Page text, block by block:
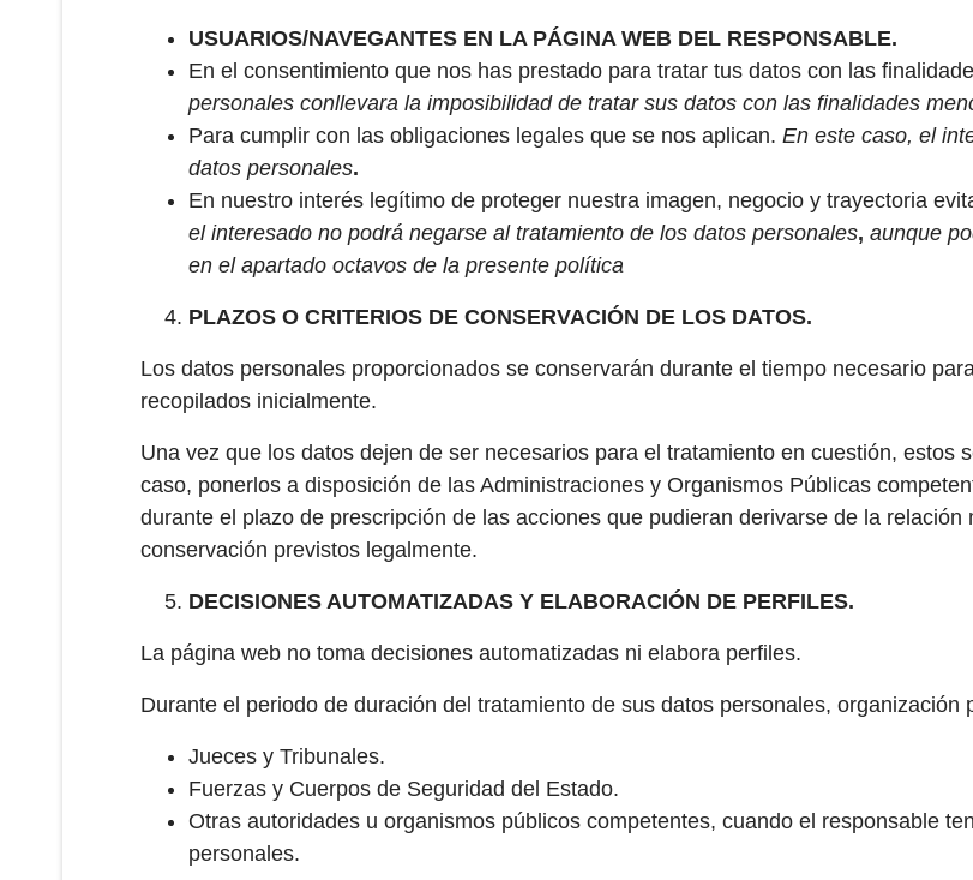
USUARIOS/NAVEGANTES EN LA PÁGINA WEB DEL RESPONSABLE.
En el consentimiento que nos has prestado para tratar tus datos con las
personales conllevara la imposibilidad de tratar sus datos con las finalidades
Para cumplir con las obligaciones legales que se nos aplican. En este caso, el
datos personales.
En nuestro interés legítimo de proteger nuestra imagen, negocio y trayectoria
el interesado no podrá negarse al tratamiento de los datos personales, aunque
en el apartado octavos de la presente política
PLAZOS O CRITERIOS DE CONSERVACIÓN DE LOS DATOS.
Los datos personales proporcionados se conservarán durante el tiempo necesario
recopilados inicialmente.
Una vez que los datos dejen de ser necesarios para el tratamiento en cuestión, estos
caso, ponerlos a disposición de las Administraciones y Organismos Públicas
durante el plazo de prescripción de las acciones que pudieran derivarse de la
conservación previstos legalmente.
DECISIONES AUTOMATIZADAS Y ELABORACIÓN DE PERFILES.
La página web no toma decisiones automatizadas ni elabora perfiles.
Durante el periodo de duración del tratamiento de sus datos personales,
Jueces y Tribunales.
Fuerzas y Cuerpos de Seguridad del Estado.
Otras autoridades u organismos públicos competentes, cuando el responsable
personales.